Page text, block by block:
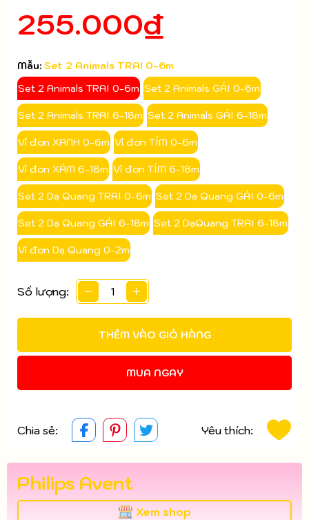
255.000₫
Mẫu: Set 2 Animals TRAI 0-6m
Set 2 Animals TRAI 0-6m Set 2 Animals GÁI 0-6m
Set 2 Animals TRAI 6-18m Set 2 Animals GÁI 6-18m
Vỉ đơn XANH 0-6m Vỉ đơn TÍM 0-6m
Vỉ đơn XÁM 6-18m Vỉ đơn TÍM 6-18m
Set 2 Dạ Quang TRAI 0-6m Set 2 Dạ Quang GÁI 0-6m
Set 2 Dạ Quang GÁI 6-18m Set 2 DạQuang TRAI 6-18m
Vỉ đơn Dạ Quang 0-2m
Số lượng:
THÊM VÀO GIỎ HÀNG
MUA NGAY
Ngày hết hạn:
Chia sẻ: Yêu thích:
Philips Avent
Xem shop